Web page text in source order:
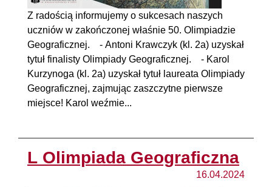
Z radością informujemy o sukcesach naszych
uczniów w zakończonej właśnie 50. Olimpiadzie
Geograficznej. - Antoni Krawczyk (kl. 2a) uzyskał
tytuł finalisty Olimpiady Geograficznej. - Karol
Kurzynoga (kl. 2a) uzyskał tytuł laureata Olimpiady
Geograficznej, zajmując zaszczytne pierwsze
miejsce! Karol weźmie...
L Olimpiada Geograficzna
16.04.2024